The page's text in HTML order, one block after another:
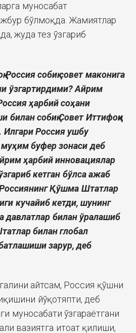
муносабат
бўлмоқда. Жамиятлар
жуда тез ўзгариб
Россия собиқ совет маконига
ўзгартирдими? Айрим
ҳарбий соҳани
билан собиқ Совет Иттифоқи
Илгари Россия ушбу
буфер зонаси деб
ҳарбий инновациялар
кетган бўлса ажаб
Россиянинг Қўшма Штатлар
кучайиб кетди, шунинг
давлатлар билан ўралашиб
билан глобал
зарур, деб
айтсам, Россия қўшни
йўқотяпти, деб
муносабати ўзгараётгани
вазиятга итоат қилиши,